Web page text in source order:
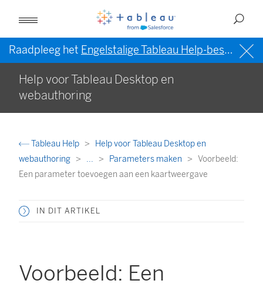
Raadpleeg het Engelstalige Tableau Help-bestand (VS)
Help voor Tableau Desktop en
webauthoring
Tableau Help
Help voor Tableau Desktop en
webauthoring
... Parameters maken
Voorbeeld:
Een parameter toevoegen aan een kaartweergave
IN DIT ARTIKEL
Voorbeeld: Een